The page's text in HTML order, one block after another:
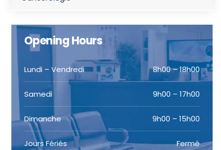
Opening Hours
Lundi – Vendredi 8h00 – 18h00
Samedi 9h00 – 17h00
Dimanche 9h00 – 15h00
Jours Fériés Fermé